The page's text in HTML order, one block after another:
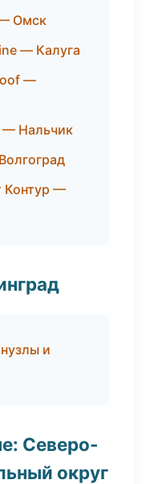
Омск
— Калуга
—
Нальчик
Контур —
и
Северо-
округ